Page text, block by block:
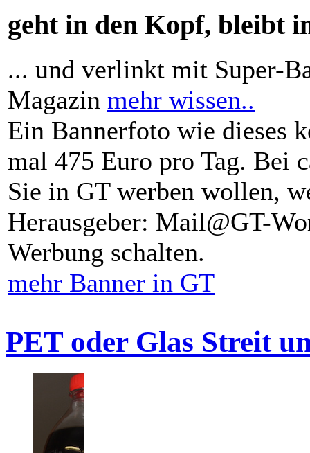
geht in den Kopf, bleibt
... und verlinkt mit Super-
Magazin mehr wissen..
Ein Bannerfoto wie dieses
mal 475 Euro pro Tag. Bei
Sie in GT werben wollen,
Herausgeber: Mail@GT-
Werbung schalten.
mehr Banner in GT
PET oder Glas Streit